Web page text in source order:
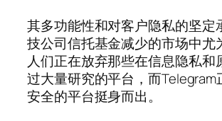
其多功能性和对客户隐私的坚定
技公司信托基金减少的市场中尤
人们正在放弃那些在信息隐私和
过大量研究的平台，而Telegram
安全的平台挺身而出。